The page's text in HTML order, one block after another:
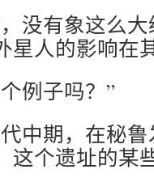
没有象这么
星人的影响在
例子吗？”
中期，在秘
这个遗址的某